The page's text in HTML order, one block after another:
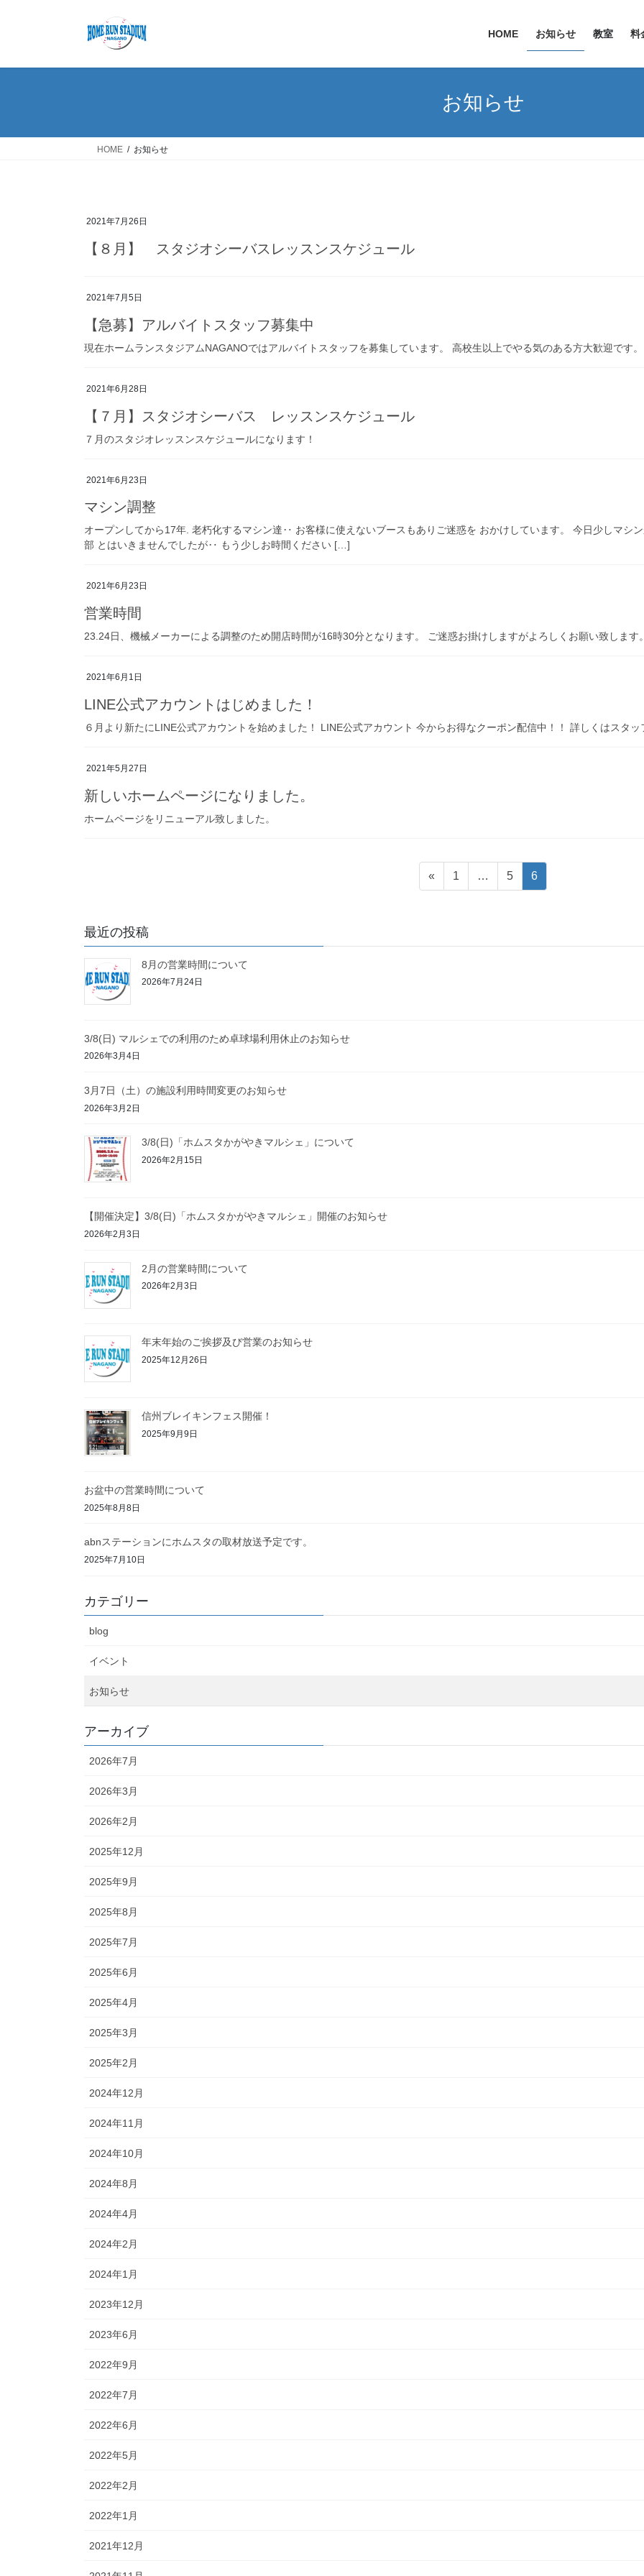
HOME お知らせ 教室 料
お知らせ
HOME お知らせ
2021年7月26日
【８月】 スタジオシーバスレッスンスケジュール
2021年7月5日
【急募】アルバイトスタッフ募集中
現在ホームランスタジアムNAGANOではアルバイトスタッフを募集しています。 高校生以上でやる気のある方大歓迎です
2021年6月28日
【７月】スタジオシーバス レッスンスケジュール
７月のスタジオレッスンスケジュールになります！
2021年6月23日
マシン調整
オープンしてから17年. 老朽化するマシン達‥ お客様に使えないブースもありご迷惑を おかけしています。 今日少しマシ
部 とはいきませんでしたが‥ もう少しお時間ください […]
2021年6月23日
営業時間
23.24日、機械メーカーによる調整のため開店時間が16時30分となります。 ご迷惑お掛けしますがよろしくお願い致します。
2021年6月1日
LINE公式アカウントはじめました！
６月より新たにLINE公式アカウントを始めました！ LINE公式アカウント 今からお得なクーポン配信中！！ 詳しくはスタッ
2021年5月27日
新しいホームページになりました。
ホームページをリニューアル致しました。
の
ペ
ー
ジ
り
«
固
定
ジ
1 …
固
定
ジ
5
固
定
ジ
6
最近の投稿
8月の営業時間について
2026年7月24日
3/8(日) マルシェでの利用のため卓球場利用休止のお知らせ
2026年3月4日
3月7日（土）の施設利用時間変更のお知らせ
2026年3月2日
3/8(日)「ホムスタかがやきマルシェ」について
2026年2月15日
【開催決定】3/8(日)「ホムスタかがやきマルシェ」開催のお知らせ
2026年2月3日
2月の営業時間について
2026年2月3日
年末年始のご挨拶及び営業のお知らせ
2025年12月26日
信州ブレイキンフェス開催！
2025年9月9日
お盆中の営業時間について
2025年8月8日
abnステーションにホムスタの取材放送予定です。
2025年7月10日
カテゴリー
blog
イベント
お知らせ
アーカイブ
2026年7月
2026年3月
2026年2月
2025年12月
2025年9月
2025年8月
2025年7月
2025年6月
2025年4月
2025年3月
2025年2月
2024年12月
2024年11月
2024年10月
2024年8月
2024年4月
2024年2月
2024年1月
2023年12月
2023年6月
2022年9月
2022年7月
2022年6月
2022年5月
2022年2月
2022年1月
2021年12月